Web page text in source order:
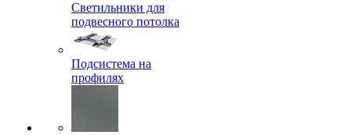
Светильники для
подвесного потолка
Подсистема на
профилях